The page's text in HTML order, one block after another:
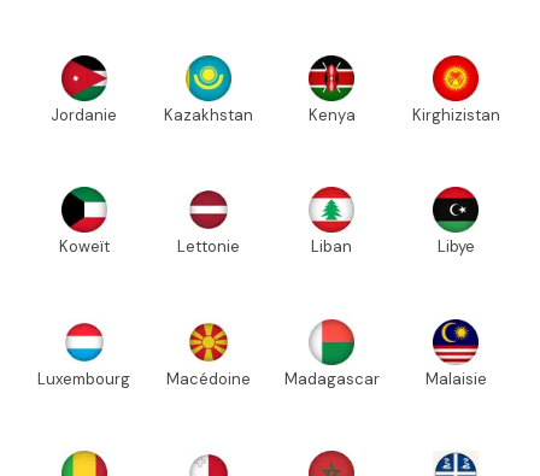
Jordanie Kazakhstan Kenya Kirghizistan
Koweït Lettonie Liban Libye
Luxembourg Macédoine Madagascar Malaisie